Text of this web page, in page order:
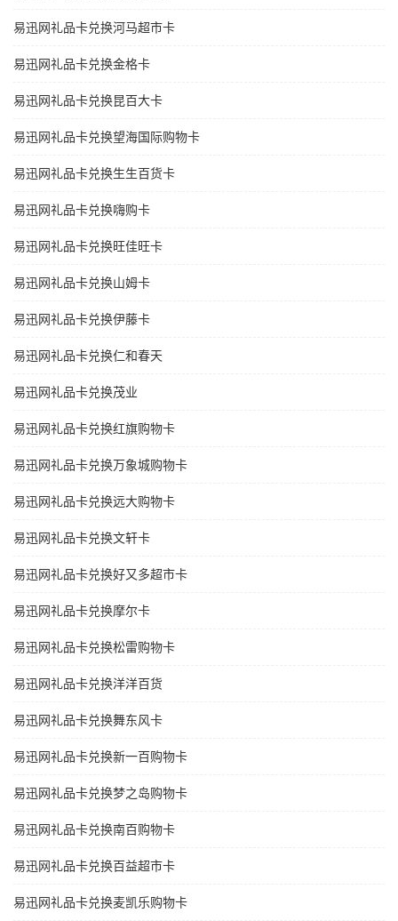
易迅网礼品卡兑换河马超市卡
易迅网礼品卡兑换金格卡
易迅网礼品卡兑换昆百大卡
易迅网礼品卡兑换望海国际购物卡
易迅网礼品卡兑换生生百货卡
易迅网礼品卡兑换嗨购卡
易迅网礼品卡兑换旺佳旺卡
易迅网礼品卡兑换山姆卡
易迅网礼品卡兑换伊藤卡
易迅网礼品卡兑换仁和春天
易迅网礼品卡兑换茂业
易迅网礼品卡兑换红旗购物卡
易迅网礼品卡兑换万象城购物卡
易迅网礼品卡兑换远大购物卡
易迅网礼品卡兑换文轩卡
易迅网礼品卡兑换好又多超市卡
易迅网礼品卡兑换摩尔卡
易迅网礼品卡兑换松雷购物卡
易迅网礼品卡兑换洋洋百货
易迅网礼品卡兑换舞东风卡
易迅网礼品卡兑换新一百购物卡
易迅网礼品卡兑换梦之岛购物卡
易迅网礼品卡兑换南百购物卡
易迅网礼品卡兑换百益超市卡
易迅网礼品卡兑换麦凯乐购物卡